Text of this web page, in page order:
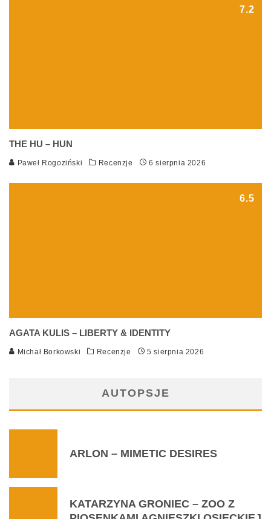
7.2
THE HU – HUN
Paweł Rogoziński Recenzje 6 sierpnia 2026
6.5
AGATA KULIS – LIBERTY & IDENTITY
Michał Borkowski Recenzje 5 sierpnia 2026
AUTOPSJE
ARLON – MIMETIC DESIRES
KATARZYNA GRONIEC – ZOO Z